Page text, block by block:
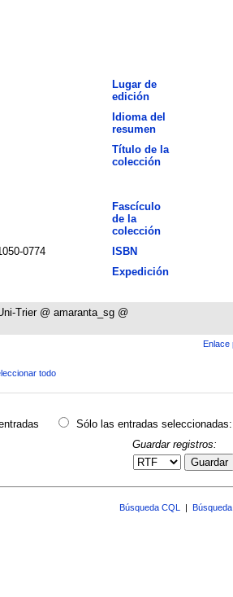
Lugar de
edición
Idioma del
resumen
Título de la
colección
Fascículo
de la
colección
0774
ISBN
Expedición
Trier @ amaranta_sg @
Enlace
todo
Sólo las entradas seleccionadas:
Guardar registros:
Guardar
Búsqueda CQL